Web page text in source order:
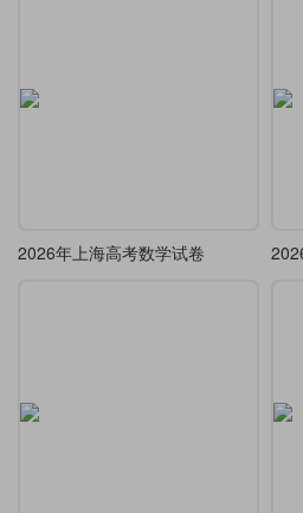
2026年上海高考数学试卷